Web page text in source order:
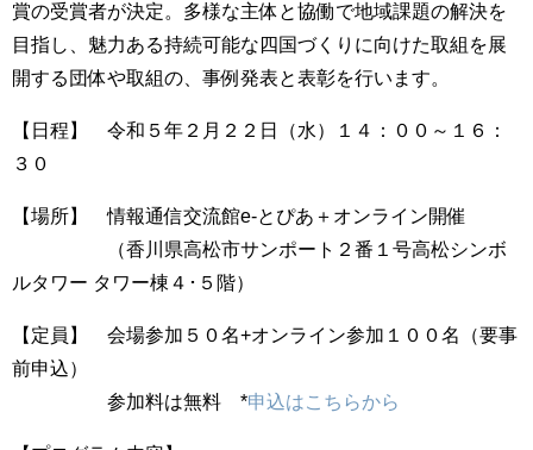
賞の受賞者が決定。多様な主体と協働で地域課題の解決を
目指し、魅力ある持続可能な四国づくりに向けた取組を展
開する団体や取組の、事例発表と表彰を行います。
【日程】 令和５年２月２２日（水）１４：００～１６：
３０
【場所】 情報通信交流館e-とぴあ＋オンライン開催
（香川県高松市サンポート２番１号高松シンボ
ルタワー タワー棟４･５階）
【定員】 会場参加５０名+オンライン参加１００名（要事
前申込）
参加料は無料 *申込はこちらから